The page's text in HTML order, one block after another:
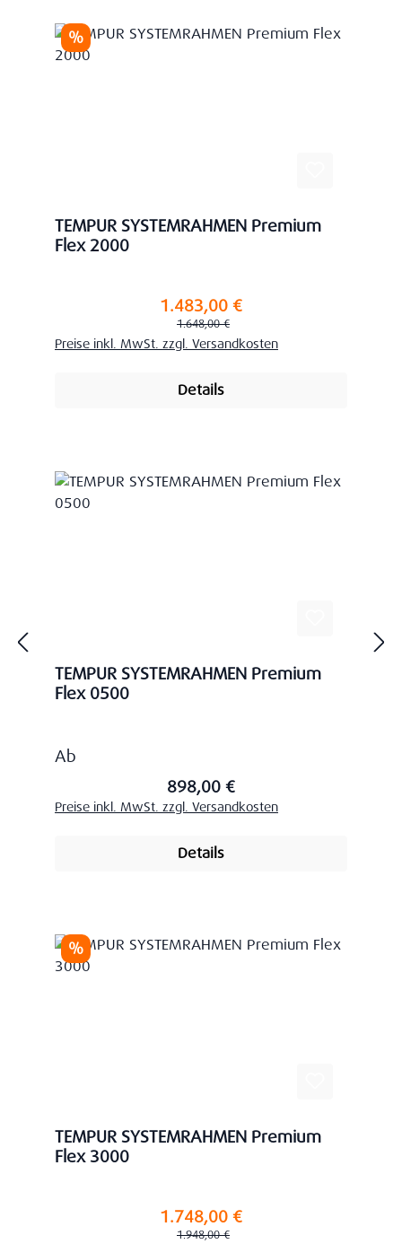
Rabatt
%
TEMPUR SYSTEMRAHMEN Premium
Flex 2000
Verkaufspreis:1.483,00 €
Regulärer Preis:
1.648,00 €
Preise inkl. MwSt. zzgl. Versandkosten
Details
TEMPUR SYSTEMRAHMEN Premium
Flex 0500
Regulärer Preis:
Ab
898,00 €
Preise inkl. MwSt. zzgl. Versandkosten
Details
Rabatt
%
TEMPUR SYSTEMRAHMEN Premium
Flex 3000
Verkaufspreis:1.748,00 €
Regulärer Preis:
1.948,00 €